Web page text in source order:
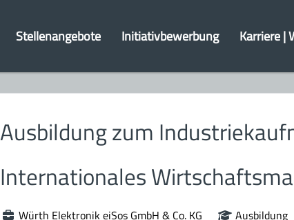
Stellenangebote Initiativbewerbung Karriere |
Ausbildung zum
Internationales
Würth Elektronik eiSos GmbH & Co. KG
Ausbildung